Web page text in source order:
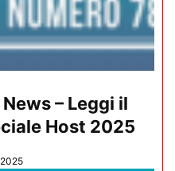
– Leggi il
Host 2025